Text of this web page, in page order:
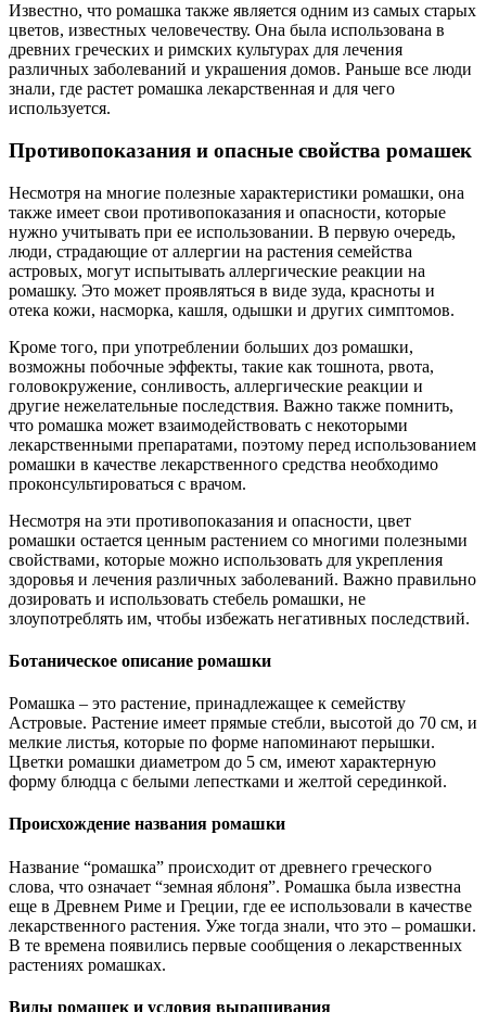
Известно, что ромашка также является одним из самых старых
цветов, известных человечеству. Она была использована в
древних греческих и римских культурах для лечения
различных заболеваний и украшения домов. Раньше все люди
знали, где растет ромашка лекарственная и для чего
используется.
Противопоказания и опасные свойства ромашек
Несмотря на многие полезные характеристики ромашки, она
также имеет свои противопоказания и опасности, которые
нужно учитывать при ее использовании. В первую очередь,
люди, страдающие от аллергии на растения семейства
астровых, могут испытывать аллергические реакции на
ромашку. Это может проявляться в виде зуда, красноты и
отека кожи, насморка, кашля, одышки и других симптомов.
Кроме того, при употреблении больших доз ромашки,
возможны побочные эффекты, такие как тошнота, рвота,
головокружение, сонливость, аллергические реакции и
другие нежелательные последствия. Важно также помнить,
что ромашка может взаимодействовать с некоторыми
лекарственными препаратами, поэтому перед использованием
ромашки в качестве лекарственного средства необходимо
проконсультироваться с врачом.
Несмотря на эти противопоказания и опасности, цвет
ромашки остается ценным растением со многими полезными
свойствами, которые можно использовать для укрепления
здоровья и лечения различных заболеваний. Важно правильно
дозировать и использовать стебель ромашки, не
злоупотреблять им, чтобы избежать негативных последствий.
Ботаническое описание ромашки
Ромашка – это растение, принадлежащее к семейству
Астровые. Растение имеет прямые стебли, высотой до 70 см, и
мелкие листья, которые по форме напоминают перышки.
Цветки ромашки диаметром до 5 см, имеют характерную
форму блюдца с белыми лепестками и желтой серединкой.
Происхождение названия ромашки
Название “ромашка” происходит от древнего греческого
слова, что означает “земная яблоня”. Ромашка была известна
еще в Древнем Риме и Греции, где ее использовали в качестве
лекарственного растения. Уже тогда знали, что это – ромашки.
В те времена появились первые сообщения о лекарственных
растениях ромашках.
Виды ромашек и условия выращивания